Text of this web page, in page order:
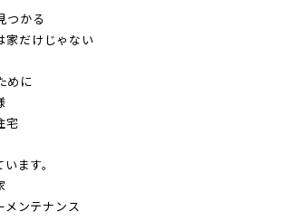
速]
野～仙台]
線 [各駅停車]
飾区
ーズン青砥 アイ・ラウンジ
本線・京成押上線「青砥」駅徒歩8分の駅
始動!!◆京成押上線「京成立石」駅徒歩10分◆
屋」駅徒歩15分〈3駅2路線...
イコンを
つかる
家だけじゃない
めに
宅
ます。
メンテナンス